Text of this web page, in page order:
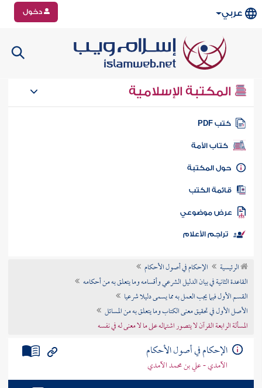
عربي دخول
المكتبة الإسلامية
كتب PDF
كتاب الأمة
المكتبة
الكتب
موضوعي
تراجم الأعلام
الرئيسية
الإحكام في أصول الأحكام
القاعدة الثانية في بيان الدليل الشرعي وأقسامه وما يتعلق به من أحكامه
القسم الأول فيما يجب العمل به مما يسمى دليلا شرعيا
الأصل الأول في تحقيق معنى الكتاب وما يتعلق به من المسائل
المسألة الرابعة القرآن لا يتصور اشتماله على ما لا معنى له في نفسه
الإحكام في أصول الأحكام
الآمدي - علي بن محمد الآمدي